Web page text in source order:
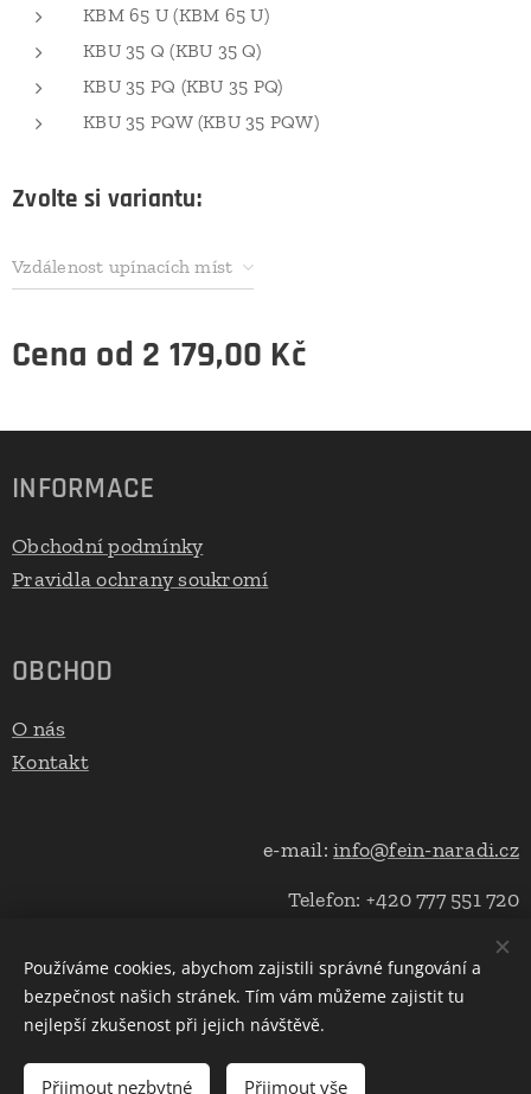
KBM 65 U (KBM 65 U)
KBU 35 Q (KBU 35 Q)
KBU 35 PQ (KBU 35 PQ)
KBU 35 PQW (KBU 35 PQW)
Zvolte si variantu:
Vzdálenost upínacích míst
Cena od 2 179,00 Kč
Do košíku
INFORMACE
Obchodní podmínky
Pravidla ochrany soukromí
OBCHOD
O nás
Kontakt
e-mail:info@fein-naradi.cz
Telefon: +420 777 551 720
Cookies
Používáme cookies, abychom zajistili správné fungování a
bezpečnost našich stránek. Tím vám můžeme zajistit tu
nejlepší zkušenost při jejich návštěvě.
Přijmout nezbytné Přijmout vše